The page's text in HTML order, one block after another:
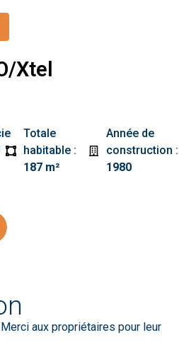
Xtel
Totale
habitable :
187 m²
Année de
construction :
1980
aux propriétaires pour leur